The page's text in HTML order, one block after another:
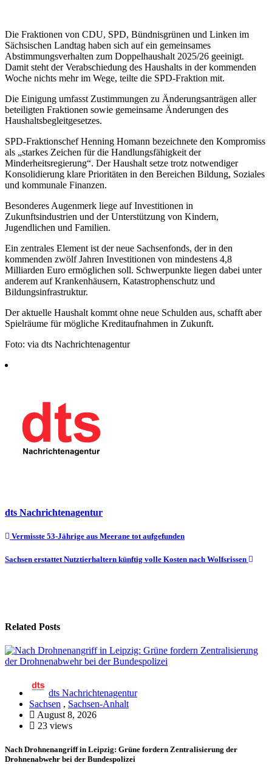
Die Fraktionen von CDU, SPD, Bündnisgrünen und Linken im
Sächsischen Landtag haben sich auf ein gemeinsames
Abstimmungsverhalten zum Doppelhaushalt 2025/26 geeinigt.
Damit steht der Verabschiedung des Haushalts in der kommenden
Woche nichts mehr im Wege, teilte die SPD-Fraktion mit.
Die Einigung umfasst Zustimmungen zu Änderungsanträgen aller
beteiligten Fraktionen sowie gemeinsame Änderungen des
Haushaltsbegleitgesetzes.
SPD-Fraktionschef Henning Homann bezeichnete den Kompromiss
als „starkes Zeichen für die Handlungsfähigkeit der
Minderheitsregierung“. Der Haushalt setze trotz notwendiger
Konsolidierung klare Prioritäten in den Bereichen Bildung, Soziales
und kommunale Finanzen.
Besonderes Augenmerk liege auf Investitionen in
Zukunftsindustrien und der Unterstützung von Kindern,
Jugendlichen und Familien.
Ein zentrales Element ist der neue Sachsenfonds, der in den
kommenden zwölf Jahren Investitionen von mindestens 4,8
Milliarden Euro ermöglichen soll. Schwerpunkte liegen dabei unter
anderem auf Krankenhäusern, Katastrophenschutz und
Bildungsinfrastruktur.
Der aktuelle Haushalt kommt ohne neue Schulden aus, schafft aber
Spielräume für mögliche Kreditaufnahmen in Zukunft.
Foto: via dts Nachrichtenagentur
dts Nachrichtenagentur
Beitragsnavigation
Vermisste 53-Jährige aus Meerane tot aufgefunden
Sachsen erstattet Nutztierhaltern künftig volle Kosten nach Wolfsrissen
Related Posts
dts Nachrichtenagentur
Sachsen , Sachsen-Anhalt
August 8, 2026
23 views
Nach Drohnenangriff in Leipzig: Grüne fordern Zentralisierung der
Drohnenabwehr bei der Bundespolizei